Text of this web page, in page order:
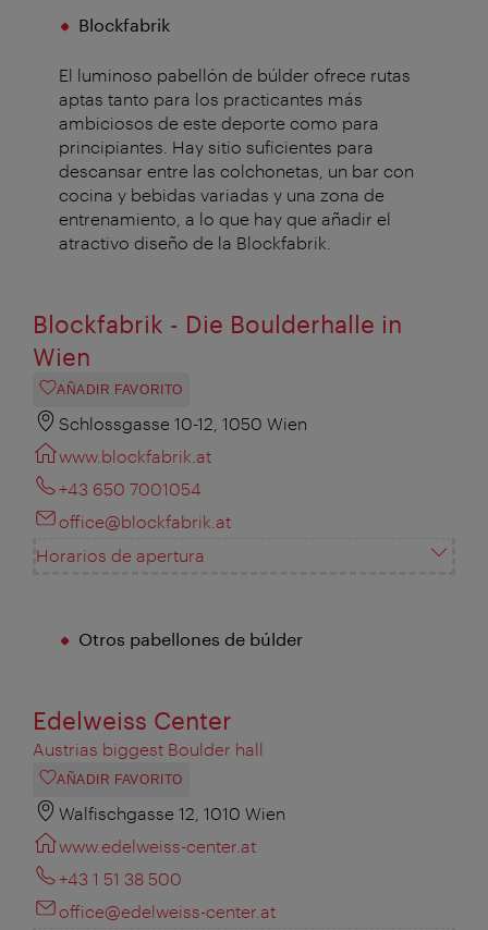
Blockfabrik
El luminoso pabellón de búlder ofrece rutas
aptas tanto para los practicantes más
ambiciosos de este deporte como para
principiantes. Hay sitio suficientes para
descansar entre las colchonetas, un bar con
cocina y bebidas variadas y una zona de
entrenamiento, a lo que hay que añadir el
atractivo diseño de la Blockfabrik.
Blockfabrik - Die Boulderhalle in
Wien
AÑADIR FAVORITO
Schlossgasse 10-12, 1050 Wien
www.blockfabrik.at
+43 650 7001054
office@blockfabrik.at
Horarios de apertura
Otros pabellones de búlder
Edelweiss Center
Austrias biggest Boulder hall
AÑADIR FAVORITO
Walfischgasse 12, 1010 Wien
www.edelweiss-center.at
+43 1 51 38 500
office@edelweiss-center.at